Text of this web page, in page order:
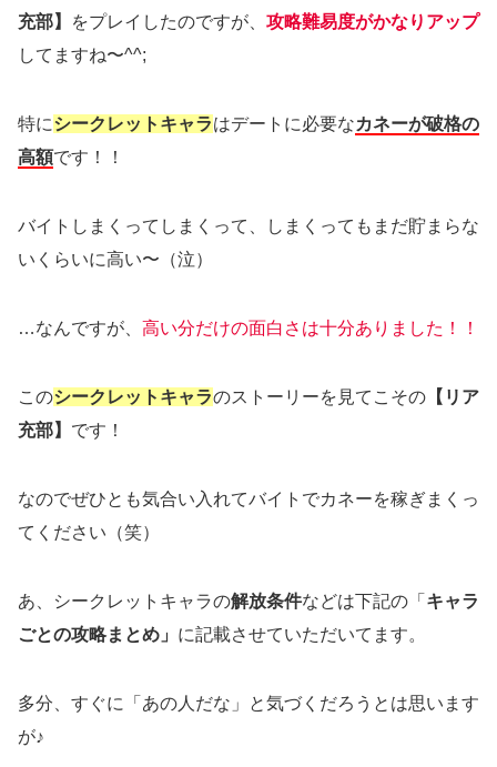
充部】
をプレイしたのですが、 攻略難易度がかなりアップ
してますね〜^^;
特にシークレットキャラはデートに必要なカネーが破格の
高額です！！
バイトしまくってしまくって、しまくってもまだ貯まらな
いくらいに高い〜（泣）
…なんですが、 高い分だけの面白さは十分ありました！！
このシークレットキャラのストーリーを見てこその 【リア
充部】 です！
なのでぜひとも気合い入れてバイトでカネーを稼ぎまくっ
てください（笑）
あ、シークレットキャラの解放条件などは下記の「 キャラ
ごとの攻略まとめ」 に記載させていただいてます。
多分、すぐに「あの人だな」と気づくだろうとは思います
が♪